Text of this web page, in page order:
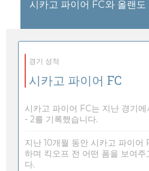
시카고 파이어 FC와 올랜
경기 성적
시카고 파이어 FC
시카고 파이어 FC는 지난 경기
- 2를 기록했습니다.
지난 10개월 동안 시카고 파이어
하며 킥오프 전 어떤 폼을 보여
다.